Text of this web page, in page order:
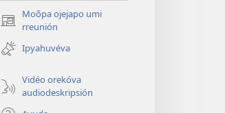
Moõpa ojejapo umi
rreunión
(abre
una
nuevaIpyahuvéva
Vidéo orekóva
audiodeskripsión